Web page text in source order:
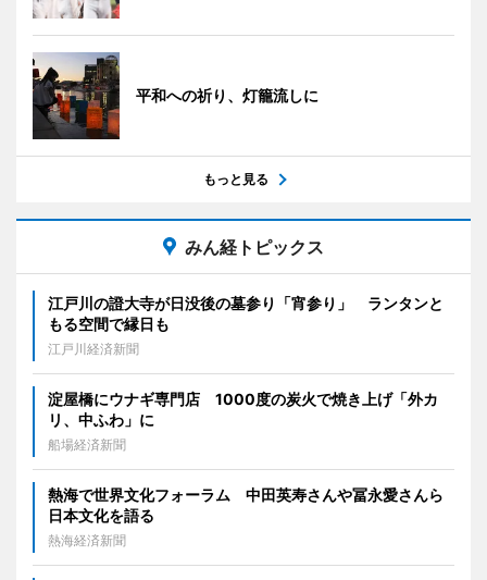
平和への祈り、灯籠流しに
もっと見る
みん経トピックス
江戸川の證大寺が日没後の墓参り「宵参り」 ランタンと
もる空間で縁日も
江戸川経済新聞
淀屋橋にウナギ専門店 1000度の炭火で焼き上げ「外カ
リ、中ふわ」に
船場経済新聞
熱海で世界文化フォーラム 中田英寿さんや冨永愛さんら
日本文化を語る
熱海経済新聞